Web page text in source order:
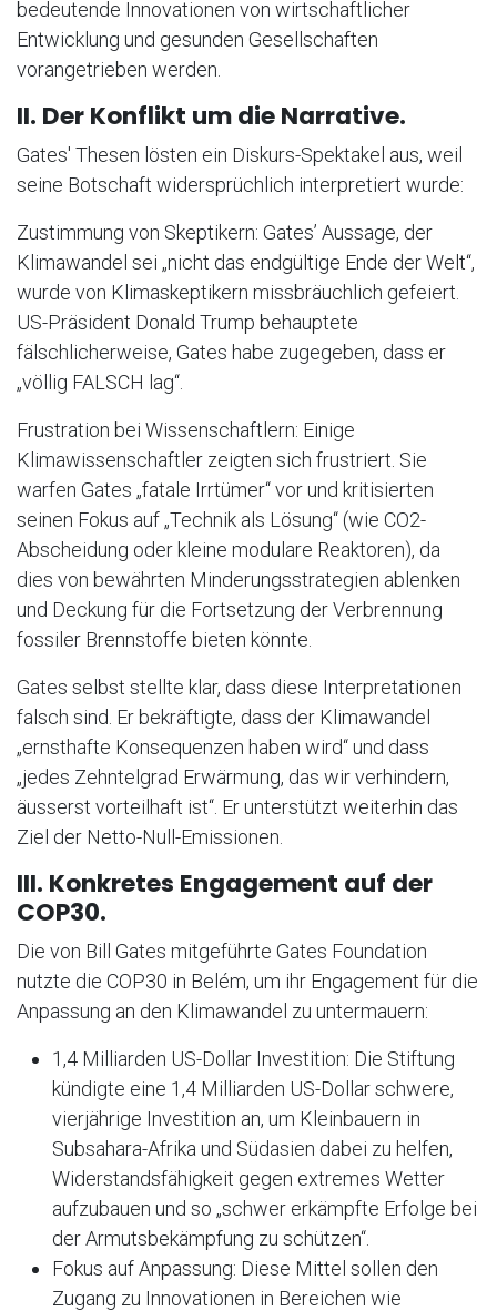
bedeutende Innovationen von wirtschaftlicher
Entwicklung und gesunden Gesellschaften
vorangetrieben werden.
II. Der Konflikt um die Narrative.
Gates' Thesen lösten ein Diskurs-Spektakel aus, weil
seine Botschaft widersprüchlich interpretiert wurde:
Zustimmung von Skeptikern: Gates’ Aussage, der
Klimawandel sei „nicht das endgültige Ende der Welt“,
wurde von Klimaskeptikern missbräuchlich gefeiert.
US-Präsident Donald Trump behauptete
fälschlicherweise, Gates habe zugegeben, dass er
„völlig FALSCH lag“.
Frustration bei Wissenschaftlern: Einige
Klimawissenschaftler zeigten sich frustriert. Sie
warfen Gates „fatale Irrtümer“ vor und kritisierten
seinen Fokus auf „Technik als Lösung“ (wie CO2-
Abscheidung oder kleine modulare Reaktoren), da
dies von bewährten Minderungsstrategien ablenken
und Deckung für die Fortsetzung der Verbrennung
fossiler Brennstoffe bieten könnte.
Gates selbst stellte klar, dass diese Interpretationen
falsch sind. Er bekräftigte, dass der Klimawandel
„ernsthafte Konsequenzen haben wird“ und dass
„jedes Zehntelgrad Erwärmung, das wir verhindern,
äusserst vorteilhaft ist“. Er unterstützt weiterhin das
Ziel der Netto-Null-Emissionen.
III. Konkretes Engagement auf der
COP30.
Die von Bill Gates mitgeführte Gates Foundation
nutzte die COP30 in Belém, um ihr Engagement für die
Anpassung an den Klimawandel zu untermauern:
1,4 Milliarden US-Dollar Investition: Die Stiftung
kündigte eine 1,4 Milliarden US-Dollar schwere,
vierjährige Investition an, um Kleinbauern in
Subsahara-Afrika und Südasien dabei zu helfen,
Widerstandsfähigkeit gegen extremes Wetter
aufzubauen und so „schwer erkämpfte Erfolge bei
der Armutsbekämpfung zu schützen“.
Fokus auf Anpassung: Diese Mittel sollen den
Zugang zu Innovationen in Bereichen wie